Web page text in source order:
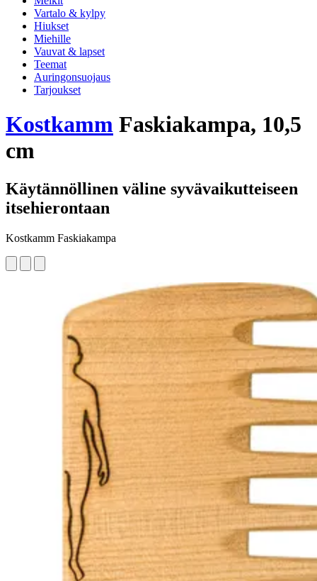
Vartalo & kylpy
Hiukset
Miehille
Vauvat & lapset
Teemat
Auringonsuojaus
Tarjoukset
Kostkamm Faskiakampa, 10,5
cm
Käytännöllinen väline syvävaikutteiseen
itsehierontaan
Kostkamm Faskiakampa